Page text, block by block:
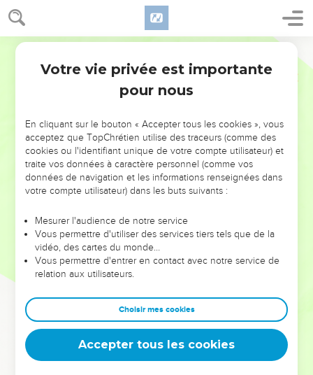
NE MANQUEZ PAS L’ÉVÉNEMENT
DE L’ANNÉE !
ET SI LEURS ERREURS POUVAIENT VOUS ÉVITER LES
VOTRES ?
leur foi ou leur vision. Mais on voit moins les doutes, les erreurs
et les saisons difficiles qu'ils ont traversés, alors même que ce
sont elles qui les ont façonnés.
Dans cette conférence, leaders, entrepreneurs, et responsables
clés pour avancer avec plus de sagesse afin que leurs erreurs
deviennent vos tremplins. Que vous guidiez un ministère, une
équipe, un groupe ou une famille, leur expérience est faite
Votre vie privée est importante
pour nous
En cliquant sur le bouton « Accepter tous les cookies », vous
acceptez que TopChrétien utilise des traceurs (comme des
cookies ou l'identifiant unique de votre compte utilisateur) et
traite vos données à caractère personnel (comme vos
données de navigation et les informations renseignées dans
votre compte utilisateur) dans les buts suivants :
Mesurer l'audience de notre service
Vous permettre d'utiliser des services tiers tels que de la
vidéo, des cartes du monde…
Vous permettre d'entrer en contact avec notre service de
relation aux utilisateurs.
Choisir mes cookies
Accepter tous les cookies